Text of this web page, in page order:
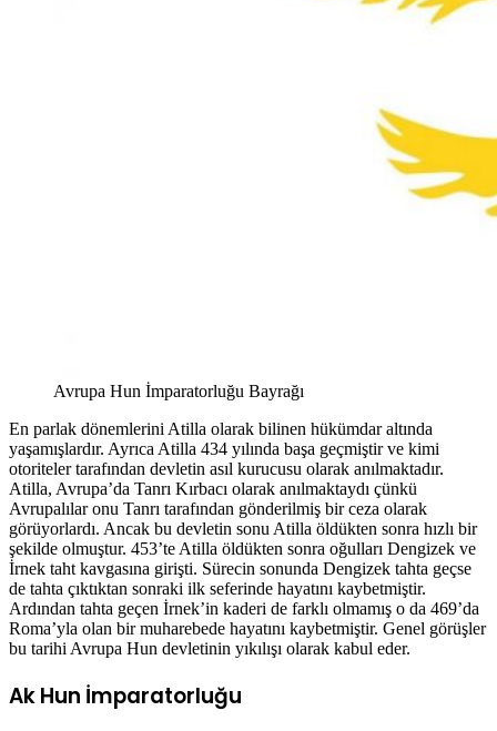
Avrupa Hun İmparatorluğu Bayrağı
En parlak dönemlerini Atilla olarak bilinen hükümdar altında
yaşamışlardır. Ayrıca Atilla 434 yılında başa geçmiştir ve kimi
otoriteler tarafından devletin asıl kurucusu olarak anılmaktadır.
Atilla, Avrupa’da Tanrı Kırbacı olarak anılmaktaydı çünkü
Avrupalılar onu Tanrı tarafından gönderilmiş bir ceza olarak
görüyorlardı. Ancak bu devletin sonu Atilla öldükten sonra hızlı bir
şekilde olmuştur. 453’te Atilla öldükten sonra oğulları Dengizek ve
İrnek taht kavgasına girişti. Sürecin sonunda Dengizek tahta geçse
de tahta çıktıktan sonraki ilk seferinde hayatını kaybetmiştir.
Ardından tahta geçen İrnek’in kaderi de farklı olmamış o da 469’da
Roma’yla olan bir muharebede hayatını kaybetmiştir. Genel görüşler
bu tarihi Avrupa Hun devletinin yıkılışı olarak kabul eder.
Ak Hun İmparatorluğu